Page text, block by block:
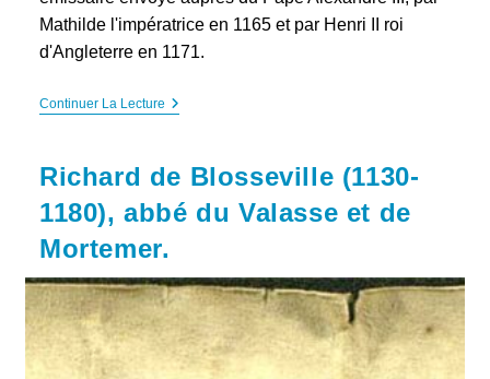
Mathilde l'impératrice en 1165 et par Henri II roi
d'Angleterre en 1171.
Continuer La LectureRichard
Le
Drame
Thomas
Becket
Richard de Blosseville (1130-
1180), abbé du Valasse et de
Mortemer.